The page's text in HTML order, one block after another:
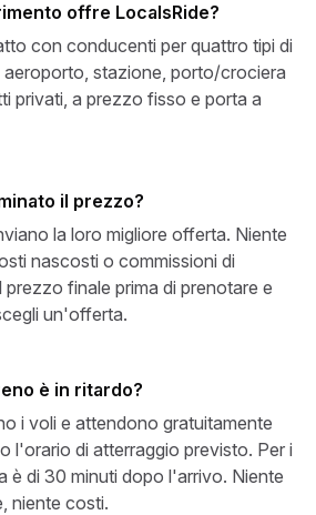
offre LocalsRide?
con conducenti per quattro tipi di
aeroporto, stazione, porto/crociera
privati, a prezzo fisso e porta a
il prezzo?
la loro migliore offerta. Niente
nascosti o commissioni di
finale prima di prenotare e
un'offerta.
è in ritardo?
i voli e attendono gratuitamente
l'orario di atterraggio previsto. Per i
è di 30 minuti dopo l'arrivo. Niente
niente costi.